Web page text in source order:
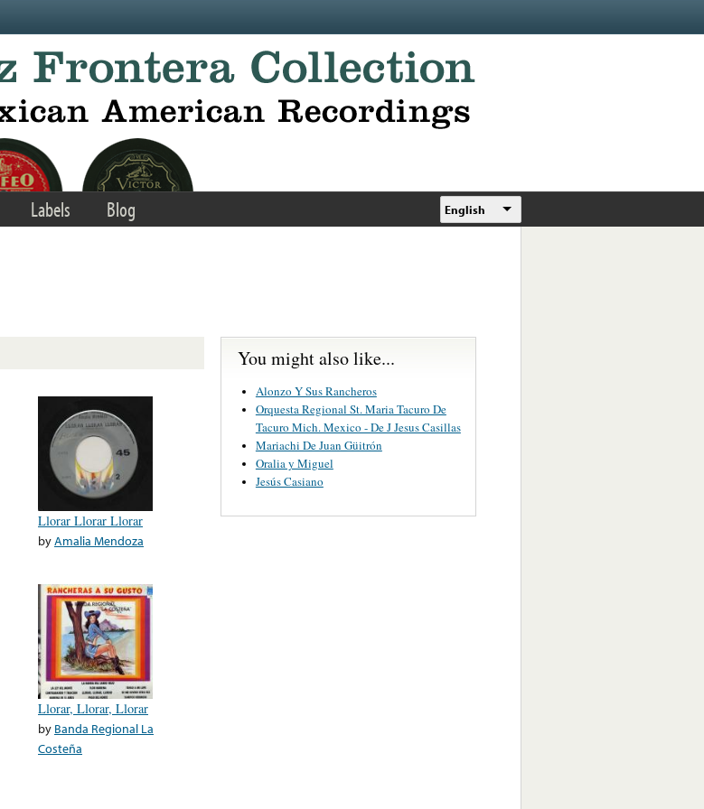
Labels Blog English
Llorar Llorar Llorar
byAmalia Mendoza
Llorar, Llorar, Llorar
by Banda Regional La
Costeña
You might also like...
Alonzo Y Sus Rancheros
Orquesta Regional St. Maria Tacuro De
Tacuro Mich. Mexico - De J Jesus Casillas
Mariachi De Juan Güitrón
Oralia y Miguel
Jesús Casiano